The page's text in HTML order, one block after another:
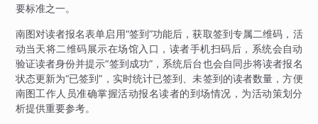
要标准之一。
南图对读者报名表单启用“签到”功能后，获取签到专属二维码，活
动当天将二维码展示在场馆入口，读者手机扫码后，系统会自动
验证读者身份并提示“签到成功”，系统后台也会自同步将读者报名
状态更新为“已签到”，实时统计已签到、未签到的读者数量，方便
南图工作人员准确掌握活动报名读者的到场情况，为活动策划分
析提供重要参考。